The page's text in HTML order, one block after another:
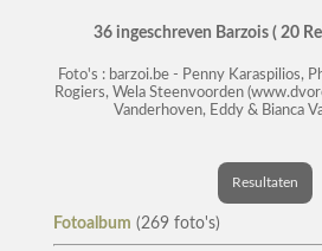
36 ingeschreven Barzois ( 20
Foto's : barzoi.be - Penny Karaspilios,
Rogiers, Wela Steenvoorden
Vanderhoven, Eddy & Bianca
Resultaten
Fotoalbum (269 foto's)